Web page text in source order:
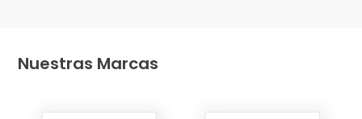
Nuestras Marcas